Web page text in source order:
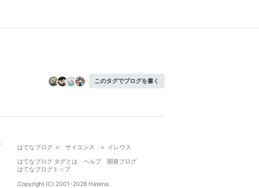
このタグでブログを書く
はてなブログ > サイエンス > イレウス
はてなブログ タグとは
ヘルプ
開発ブログ
はてなブログトップ
Copyright (C) 2001-2026 Hatena.